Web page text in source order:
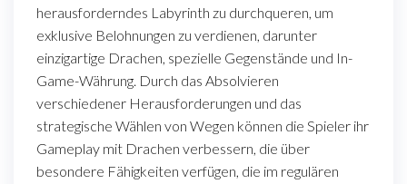
herausforderndes Labyrinth zu durchqueren, um
exklusive Belohnungen zu verdienen, darunter
einzigartige Drachen, spezielle Gegenstände und In-
Game-Währung. Durch das Absolvieren
verschiedener Herausforderungen und das
strategische Wählen von Wegen können die Spieler ihr
Gameplay mit Drachen verbessern, die über
besondere Fähigkeiten verfügen, die im regulären